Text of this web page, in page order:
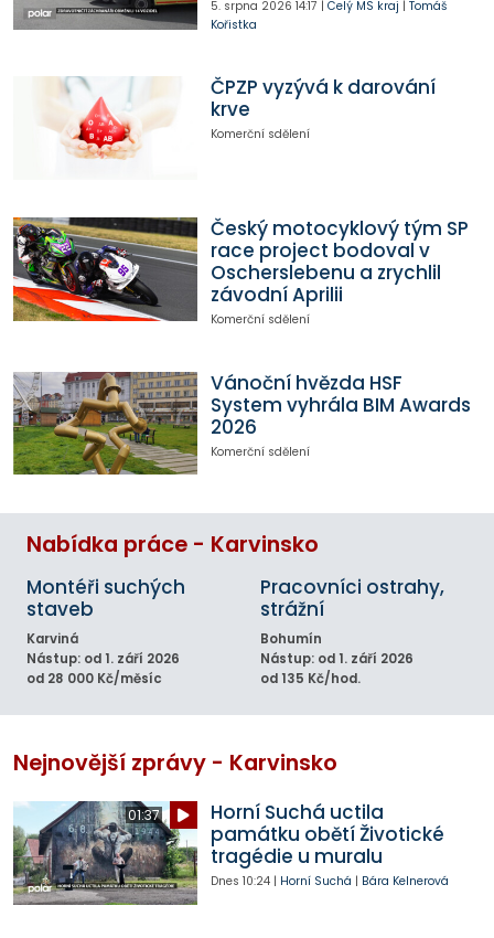
5. srpna 2026 14:17 | Celý MS kraj | Tomáš
Kořistka
ČPZP vyzývá k darování
krve
Komerční sdělení
Český motocyklový tým SP
race project bodoval v
Oscherslebenu a zrychlil
závodní Aprilii
Komerční sdělení
Vánoční hvězda HSF
System vyhrála BIM Awards
2026
Komerční sdělení
Nabídka práce - Karvinsko
Montéři suchých
staveb
Karviná
Nástup: od 1. září 2026
od 28 000 Kč/měsíc
Pracovníci ostrahy,
strážní
Bohumín
Nástup: od 1. září 2026
od 135 Kč/hod.
Nejnovější zprávy - Karvinsko
01:37
Horní Suchá uctila
památku obětí Životické
tragédie u muralu
Dnes 10:24| Horní Suchá | Bára Kelnerová